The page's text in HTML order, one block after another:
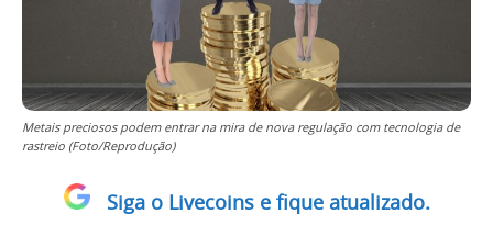
Metais preciosos podem entrar na mira de nova regulação com tecnologia de
rastreio (Foto/Reprodução)
Siga o Livecoins e fique atualizado.